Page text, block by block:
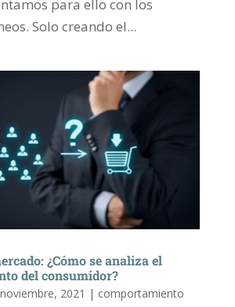
para ello con los
Solo creando el...
¿Cómo se analiza el
del consumidor?
2021 | comportamiento